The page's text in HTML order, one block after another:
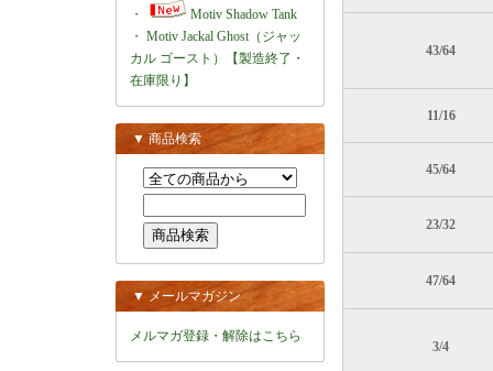
・
Motiv Shadow Tank
・ Motiv Jackal Ghost（ジャッ
カル ゴースト）【製造終了・
在庫限り】
▼ 商品検索
▼ メールマガジン
メルマガ登録・解除はこちら
43/64
11/16
45/64
23/32
47/64
3/4